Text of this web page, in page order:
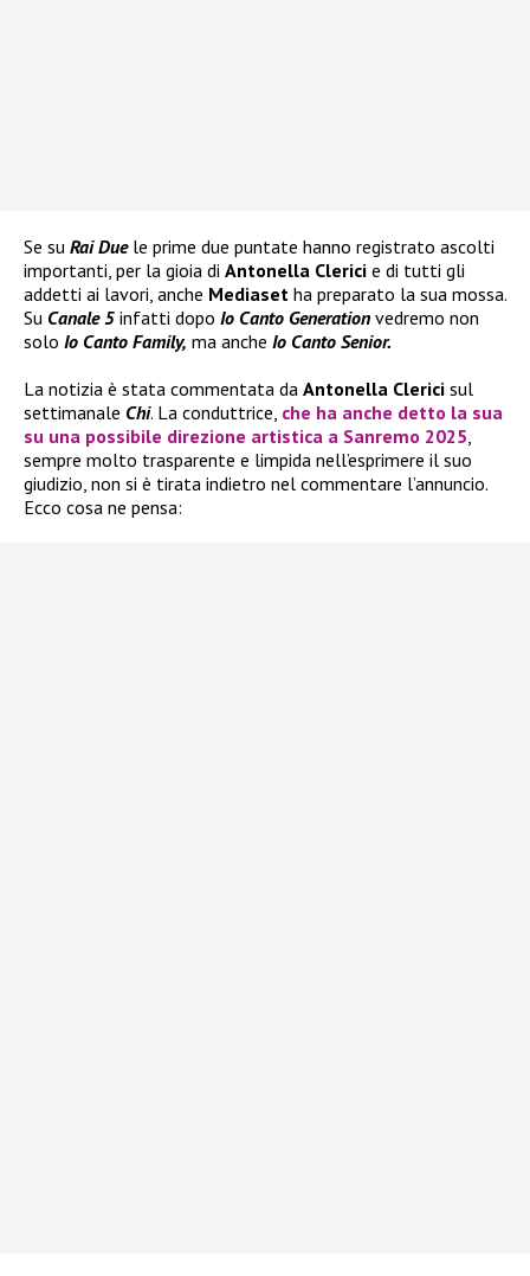
Se su Rai Duele prime due puntate hanno registrato ascolti
importanti, per la gioia di Antonella Clerici e di tutti gli
addetti ai lavori, anche Mediaset ha preparato la sua mossa.
Su Canale 5 infatti dopo Io Canto Generation vedremo non
solo Io Canto Family, ma anche Io Canto Senior.
La notizia è stata commentata da Antonella Clerici sul
settimanale Chi. La conduttrice, che ha anche detto la sua
su una possibile direzione artistica a Sanremo 2025,
sempre molto trasparente e limpida nell’esprimere il suo
giudizio, non si è tirata indietro nel commentare l’annuncio.
Ecco cosa ne pensa: